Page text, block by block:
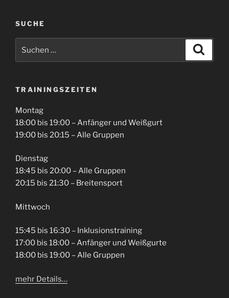
SUCHE
nach:
TRAININGSZEITEN
Montag
18:00 bis 19:00 – Anfänger und Weißgurt
19:00 bis 20:15 – Alle Gruppen
Dienstag
18:45 bis 20:00 – Alle Gruppen
20:15 bis 21:30 – Breitensport
Mittwoch
15:45 bis 16:30 – Inklusionstraining
17:00 bis 18:00 – Anfänger und Weißgurte
18:00 bis 19:00 – Alle Gruppen
mehr Details…